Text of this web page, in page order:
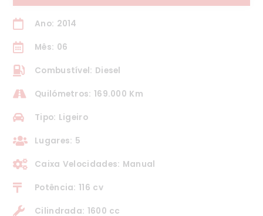
Ano: 2014
Mês: 06
Combustível: Diesel
Quilómetros: 169.000 Km
Tipo: Ligeiro
Lugares: 5
Caixa Velocidades: Manual
Potência: 116 cv
Cilindrada: 1600 cc